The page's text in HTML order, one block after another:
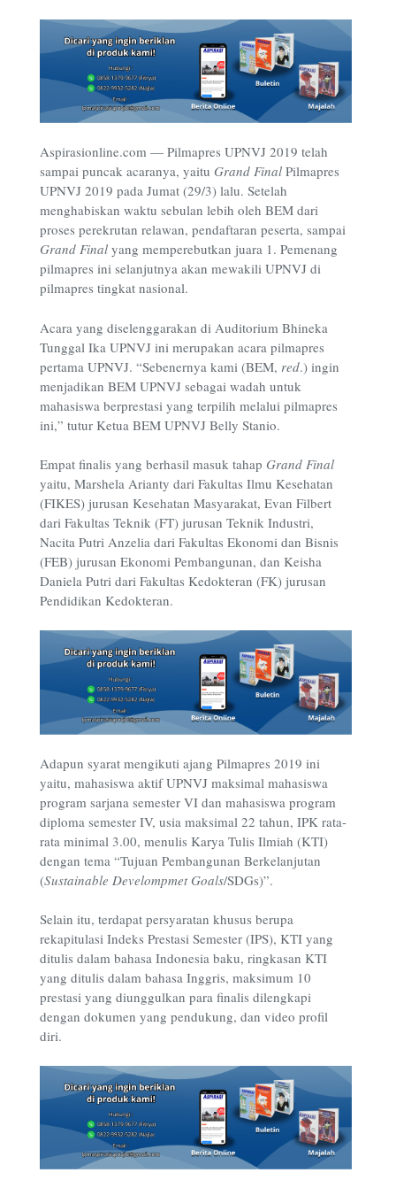
Aspirasionline.com — Pilmapres UPNVJ 2019 telah
sampai puncak acaranya, yaitu Grand Final Pilmapres
UPNVJ 2019 pada Jumat (29/3) lalu. Setelah
menghabiskan waktu sebulan lebih oleh BEM dari
proses perekrutan relawan, pendaftaran peserta, sampai
Grand Final yang memperebutkan juara 1. Pemenang
pilmapres ini selanjutnya akan mewakili UPNVJ di
pilmapres tingkat nasional.
Acara yang diselenggarakan di Auditorium Bhineka
Tunggal Ika UPNVJ ini merupakan acara pilmapres
pertama UPNVJ. “Sebenernya kami (BEM, red.) ingin
menjadikan BEM UPNVJ sebagai wadah untuk
mahasiswa berprestasi yang terpilih melalui pilmapres
ini,” tutur Ketua BEM UPNVJ Belly Stanio.
Empat finalis yang berhasil masuk tahap Grand Final
yaitu, Marshela Arianty dari Fakultas Ilmu Kesehatan
(FIKES) jurusan Kesehatan Masyarakat, Evan Filbert
dari Fakultas Teknik (FT) jurusan Teknik Industri,
Nacita Putri Anzelia dari Fakultas Ekonomi dan Bisnis
(FEB) jurusan Ekonomi Pembangunan, dan Keisha
Daniela Putri dari Fakultas Kedokteran (FK) jurusan
Pendidikan Kedokteran.
Adapun syarat mengikuti ajang Pilmapres 2019 ini
yaitu, mahasiswa aktif UPNVJ maksimal mahasiswa
program sarjana semester VI dan mahasiswa program
diploma semester IV, usia maksimal 22 tahun, IPK rata-
rata minimal 3.00, menulis Karya Tulis Ilmiah (KTI)
dengan tema “Tujuan Pembangunan Berkelanjutan
(Sustainable Develompmet Goals/SDGs)”.
Selain itu, terdapat persyaratan khusus berupa
rekapitulasi Indeks Prestasi Semester (IPS), KTI yang
ditulis dalam bahasa Indonesia baku, ringkasan KTI
yang ditulis dalam bahasa Inggris, maksimum 10
prestasi yang diunggulkan para finalis dilengkapi
dengan dokumen yang pendukung, dan video profil
diri.